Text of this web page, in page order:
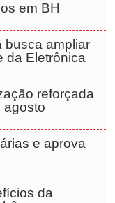
em BH
busca ampliar
da Eletrônica
reforçada
agosto
e aprova
da